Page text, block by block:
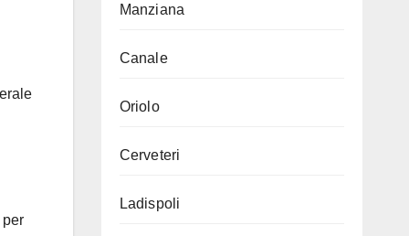
per
Manziana
Canale
Oriolo
Cerveteri
Ladispoli